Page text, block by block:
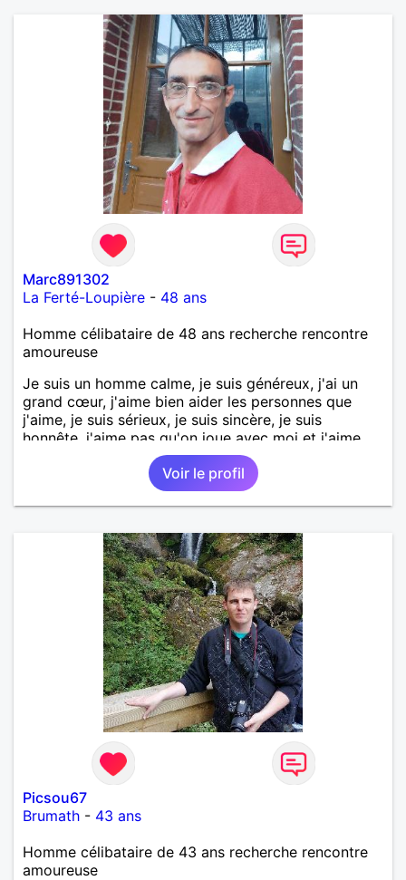
Marc891302
La Ferté-Loupière - 48 ans
Homme célibataire de 48 ans recherche rencontre
amoureuse
Je suis un homme calme, je suis généreux, j'ai un
grand cœur, j'aime bien aider les personnes que
j'aime, je suis sérieux, je suis sincère, je suis
honnête, j'aime pas qu'on joue avec moi et j'aime
pas les mensonges. Je cherche une relation
amoureuse et sérieuse.Voir le profil
Picsou67
Brumath - 43 ans
Homme célibataire de 43 ans recherche rencontre
amoureuse